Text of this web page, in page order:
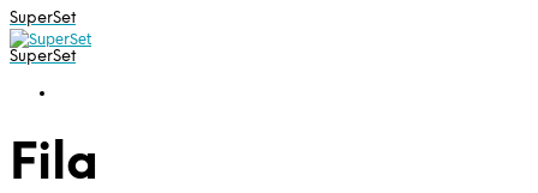
SuperSet
SuperSet
Fila